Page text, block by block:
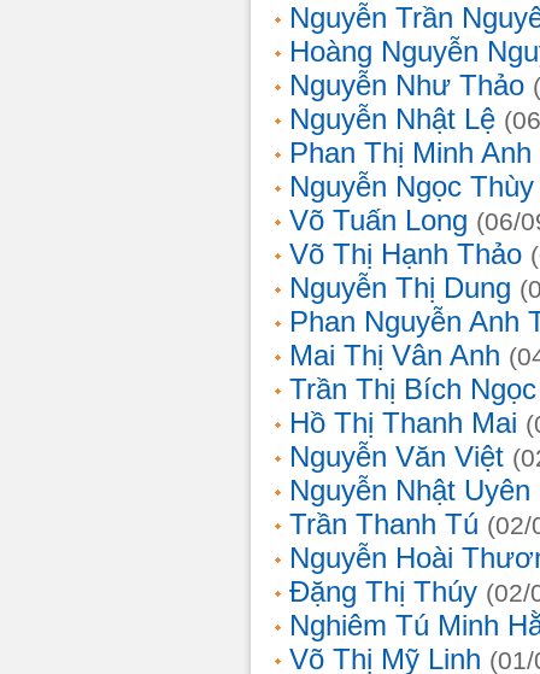
Nguyễn Trần
Hoàng Nguyễn
Nguyễn Như Thảo
Nguyễn Nhật Lệ
Phan Thị Minh Anh
Nguyễn Ngọc
Võ Tuấn Long (06/
Võ Thị Hạnh Thảo
Nguyễn Thị Dung
Phan Nguyễn Anh
Mai Thị Vân Anh
Trần Thị Bích Ngọc
Hồ Thị Thanh Mai
Nguyễn Văn Việt
Nguyễn Nhật Uyên
Trần Thanh Tú (02/
Nguyễn Hoài
Đặng Thị Thúy (02/
Nghiêm Tú Minh
Võ Thị Mỹ Linh